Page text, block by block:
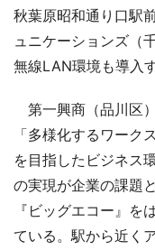
秋葉原昭和通り口駅
ュニケーションズ（
無線LAN環境も導入す
第一興商（品川区
「多様化するワーク
を目指したビジネス
の実現が企業の課題
『ビッグエコー』を
ている。駅から近く